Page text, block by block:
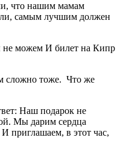
что нашим мамам
самым лучшим должен
не можем И билет на Кипр
сложно тоже. Что же
Наш подарок не
Мы дарим сердца
приглашаем, в этот час,